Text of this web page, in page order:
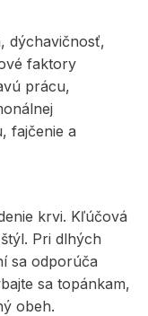
dýchavičnosť,
faktory
prácu,
fajčenie a
krvi. Kľúčová
Pri dlhých
sa odporúča
sa topánkam,
obeh.